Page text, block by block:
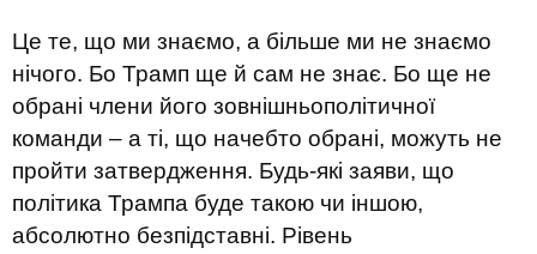
Це те, що ми знаємо, а більше ми не знаємо
нічого. Бо Трамп ще й сам не знає. Бо ще не
обрані члени його зовнішньополітичної
команди – а ті, що начебто обрані, можуть не
пройти затвердження. Будь-які заяви, що
політика Трампа буде такою чи іншою,
абсолютно безпідставні. Рівень